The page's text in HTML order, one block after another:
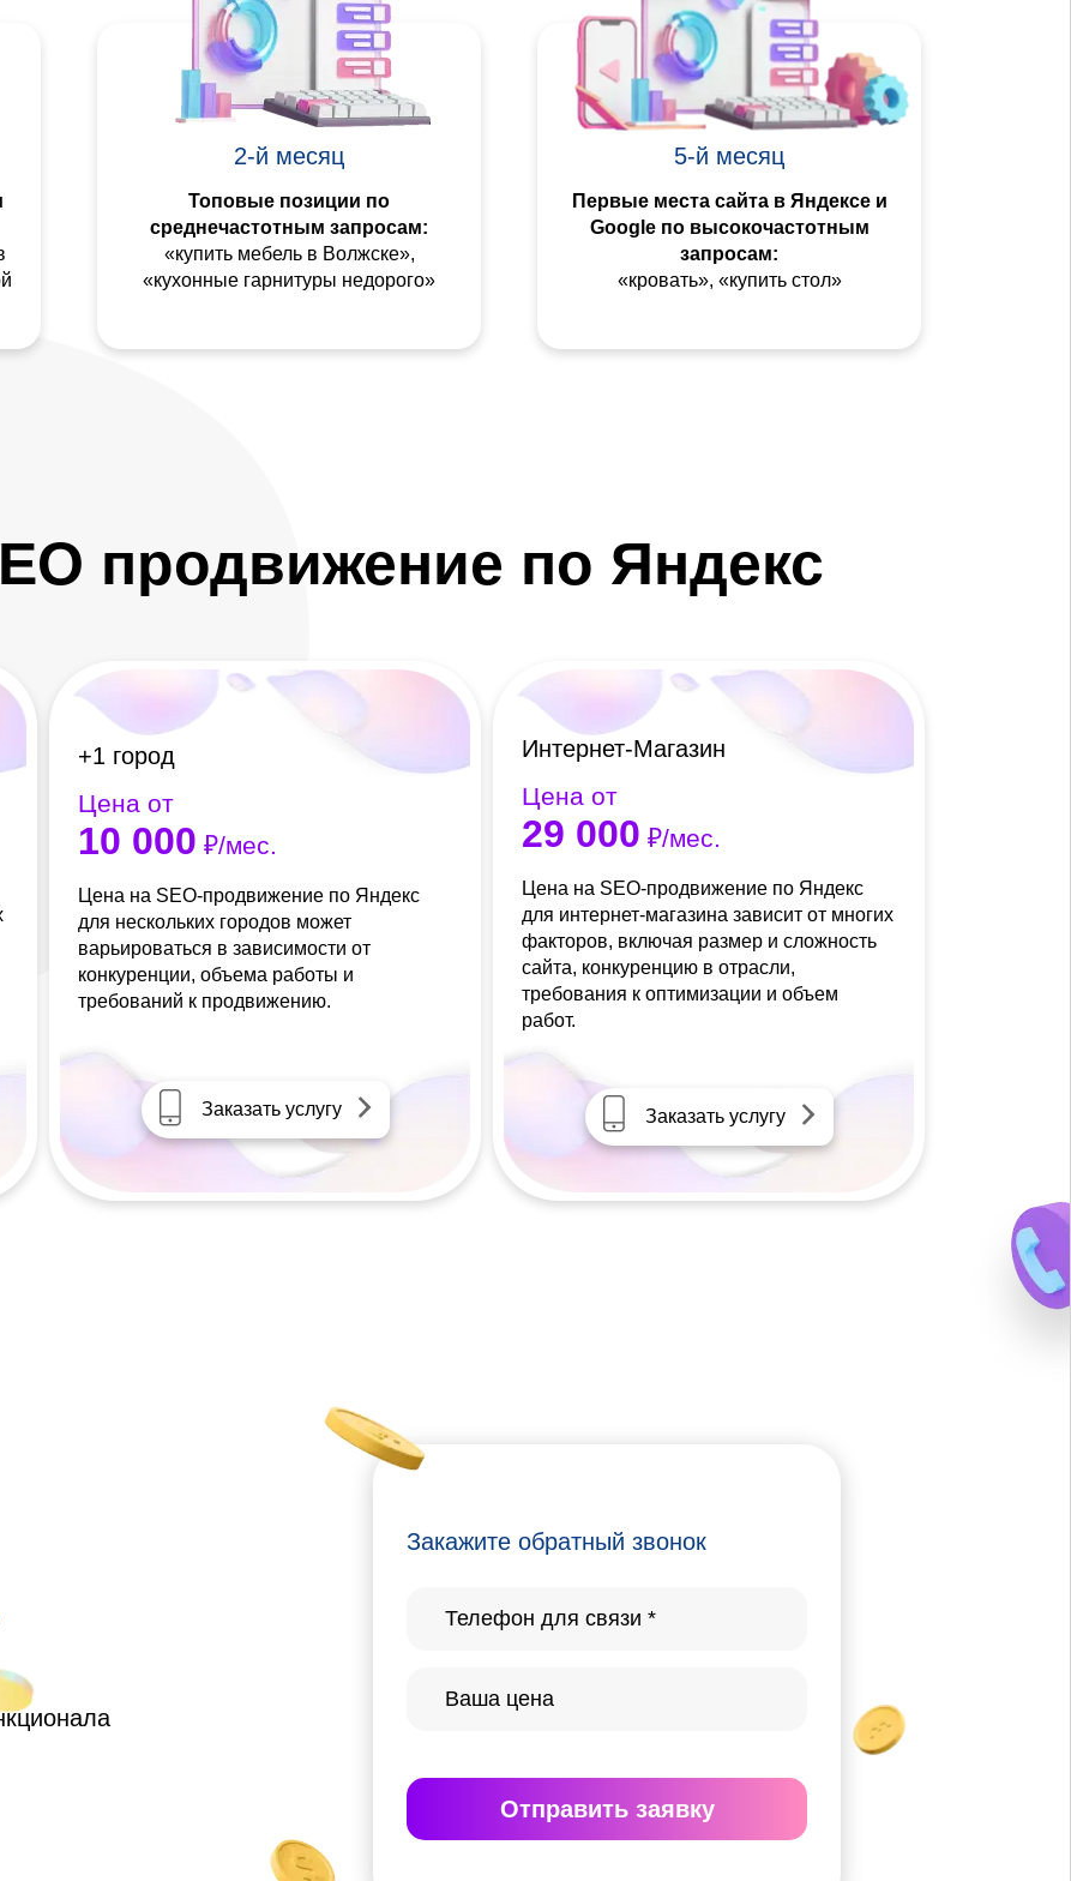
2-й месяц
Топовые позиции по
среднечастотным запросам:
«купить мебель в Волжске»,
«кухонные гарнитуры недорого»
5-й месяц
Первые места сайта в Яндексе и
Google по высокочастотным
запросам:
«кровать», «купить стол»
продвижение по Яндекс
+1 город
Цена от
10 000 ₽/мес.
Цена на SEO-продвижение по Яндекс
для нескольких городов может
варьироваться в зависимости от
конкуренции, объема работы и
требований к продвижению.
Заказать услугу
Интернет-Магазин
Цена от
29 000 ₽/мес.
Цена на SEO-продвижение по Яндекс
для интернет-магазина зависит от многих
факторов, включая размер и сложность
сайта, конкуренцию в отрасли,
требования к оптимизации и объем
работ.
Заказать услугу
Закажите обратный звонок
Отправить заявку